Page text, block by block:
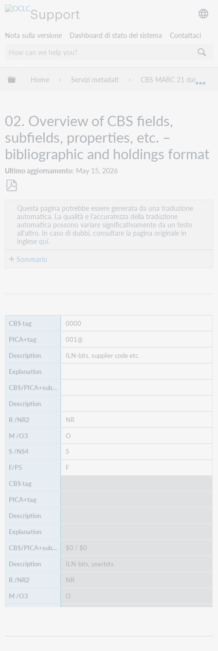
Support
Nota sulla versione Dashboard di stato del sistema Contattaci
Espandi/comprimi la gerarchia globale
Home Servizi metadati CBS MARC 21 database
02. Overview of CBS fields,
subfields, properties, etc. –
bibliographic and holdings format
Ultimo aggiornamento May 15, 2026
come
PDF
Questa pagina potrebbe essere generata da una traduzione
automatica. La qualità e l'accuratezza della traduzione
automatica possono variare significativamente da un testo
all'altro. In caso di dubbi, consultare la pagina originale in
inglesequi.
Sommario
0000
001@
ILN-bits, supplier code etc.
NR
O
S
F
$0 / $0
ILN-bits, userbits
NR
O